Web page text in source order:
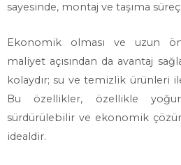
sayesinde, montaj ve taşıma
Ekonomik olması ve uzun
maliyet açısından da avantaj
kolaydır; su ve temizlik ürünleri
Bu özellikler, özellikle
sürdürülebilir ve ekonomik
idealdir.